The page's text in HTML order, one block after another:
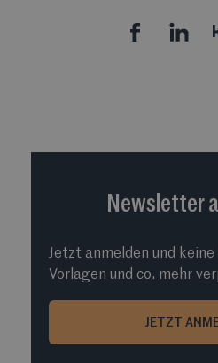
Newsletter
Jetzt anmelden und
Vorlagen und co. mehr
JETZT